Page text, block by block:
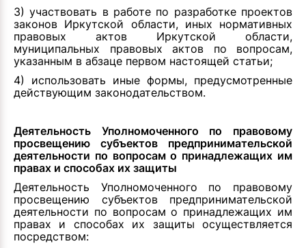
3) участвовать в работе по разработке проектов
законов Иркутской области, иных нормативных
правовых актов Иркутской области,
муниципальных правовых актов по вопросам,
указанным в абзаце первом настоящей статьи;
4) использовать иные формы, предусмотренные
действующим законодательством.
Деятельность Уполномоченного по правовому
просвещению субъектов предпринимательской
деятельности по вопросам о принадлежащих им
правах и способах их защиты
Деятельность Уполномоченного по правовому
просвещению субъектов предпринимательской
деятельности по вопросам о принадлежащих им
правах и способах их защиты осуществляется
посредством: